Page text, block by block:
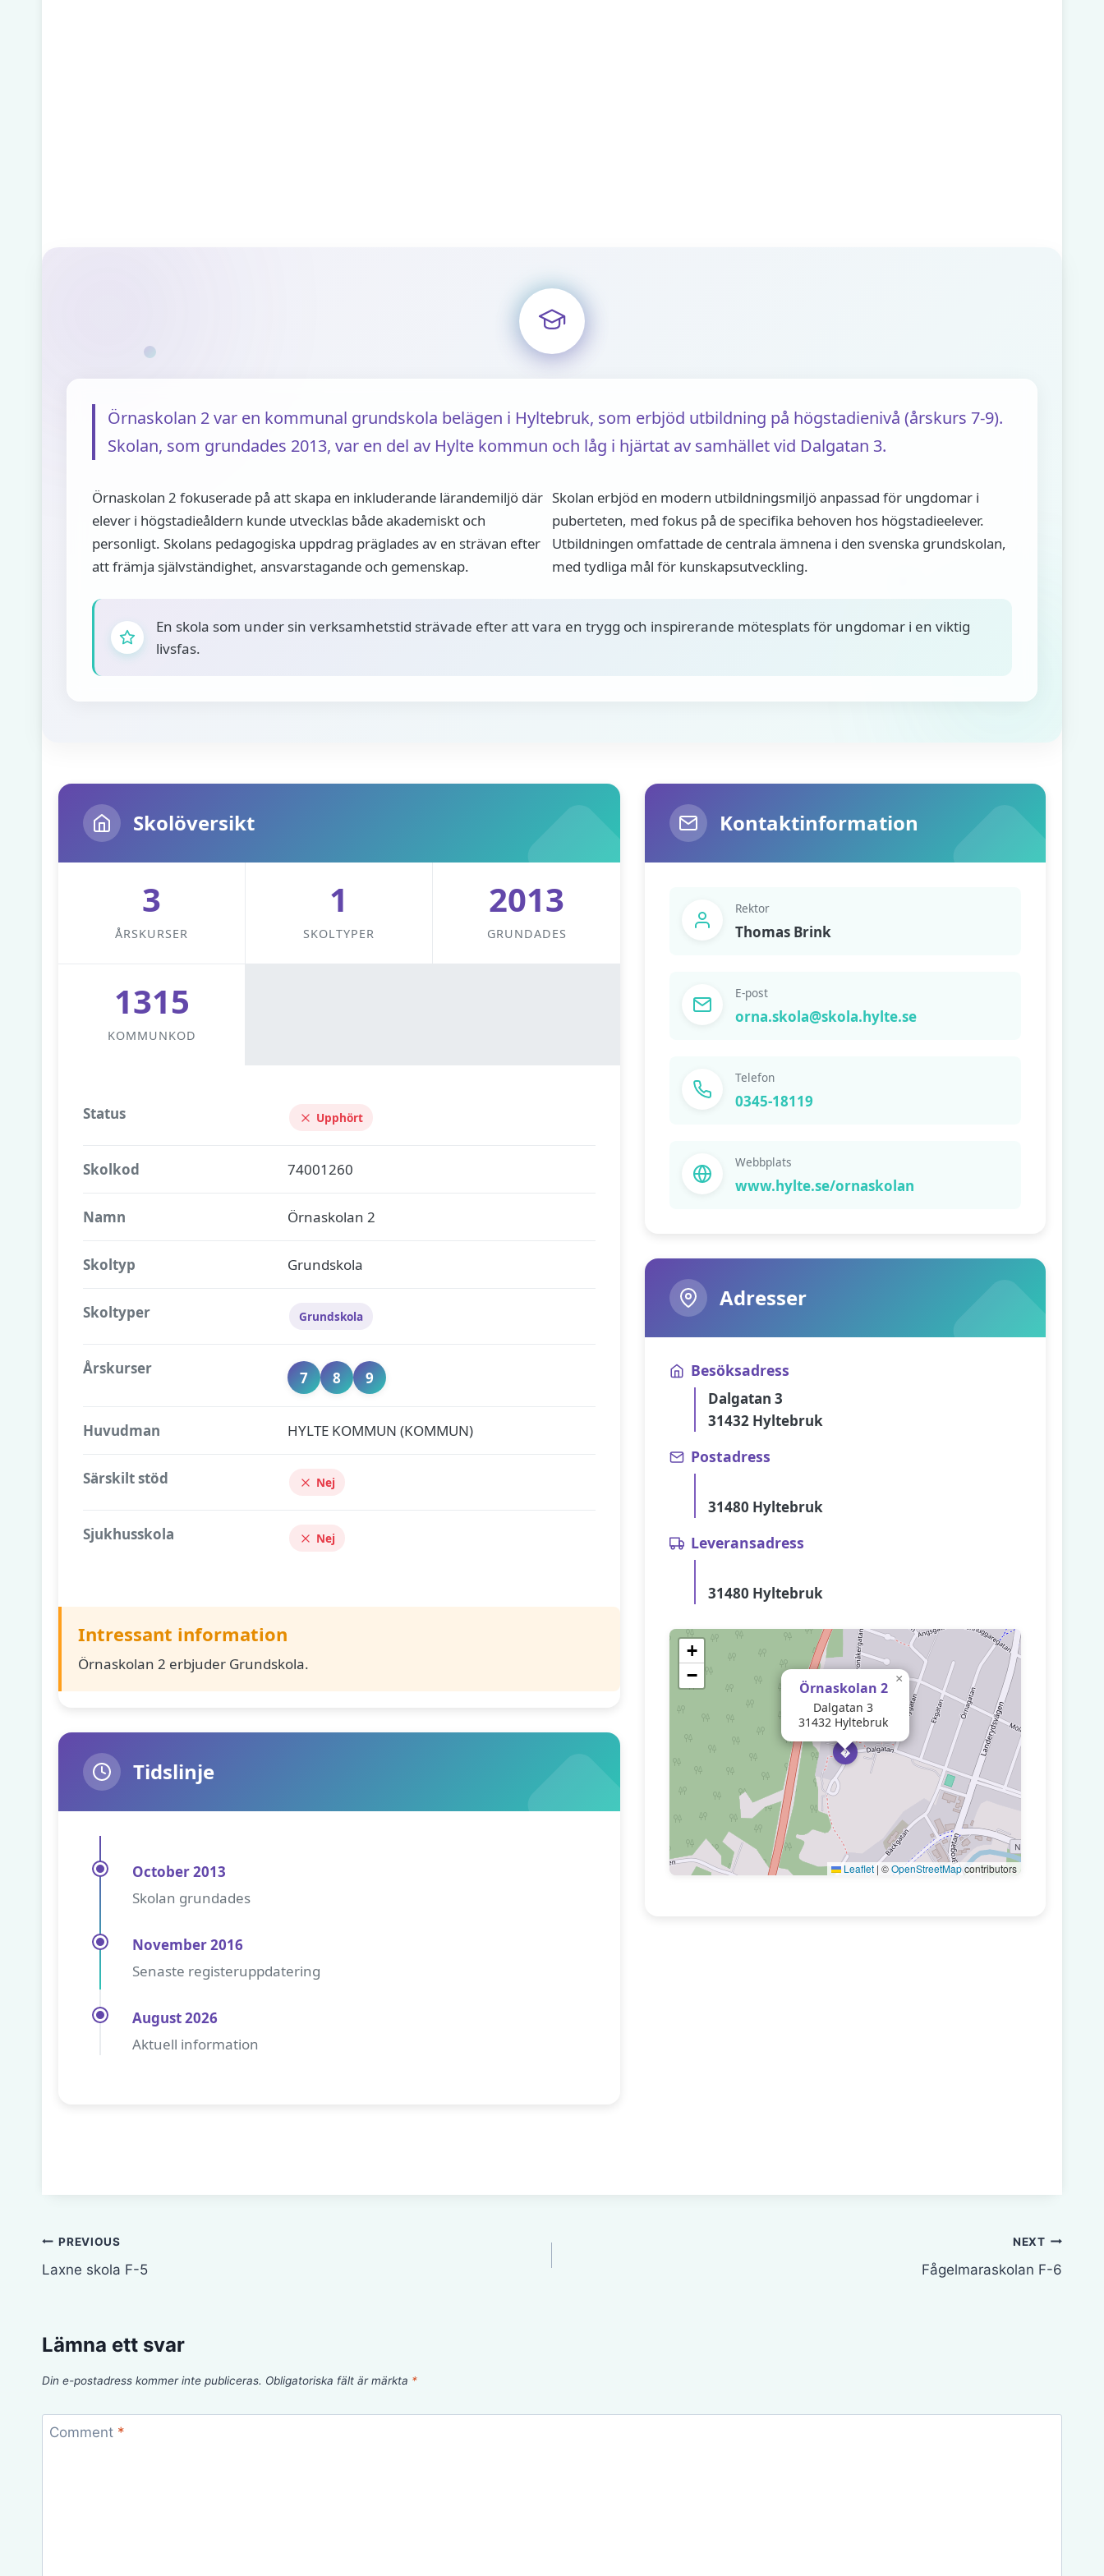
Örnaskolan 2 var en kommunal grundskola belägen i Hyltebruk, som erbjöd utbildning på högstadienivå (årskurs 7-9).
Skolan, som grundades 2013, var en del av Hylte kommun och låg i hjärtat av samhället vid Dalgatan 3.
Örnaskolan 2 fokuserade på att skapa en inkluderande lärandemiljö där
elever i högstadieåldern kunde utvecklas både akademiskt och
personligt. Skolans pedagogiska uppdrag präglades av en strävan efter
att främja självständighet, ansvarstagande och gemenskap.
Skolan erbjöd en modern utbildningsmiljö anpassad för ungdomar i
puberteten, med fokus på de specifika behoven hos högstadieelever.
Utbildningen omfattade de centrala ämnena i den svenska grundskolan,
med tydliga mål för kunskapsutveckling.
En skola som under sin verksamhetstid strävade efter att vara en trygg och inspirerande mötesplats för ungdomar i en viktig
livsfas.
Skolöversikt
3
ÅRSKURSER
1
SKOLTYPER
2013
GRUNDADES
1315
KOMMUNKOD
Status Upphört
Skolkod 74001260
Namn Örnaskolan 2
Skoltyp Grundskola
Skoltyper Grundskola
Årskurser 7 8 9
Huvudman HYLTE KOMMUN (KOMMUN)
Särskilt stöd Nej
Sjukhusskola Nej
Intressant information
Örnaskolan 2 erbjuder Grundskola.
Tidslinje
October 2013
Skolan grundades
November 2016
Senaste registeruppdatering
August 2026
Aktuell information
Kontaktinformation
Rektor
Thomas Brink
E-post
orna.skola@skola.hylte.se
Telefon
0345-18119
Webbplats
www.hylte.se/ornaskolan
Adresser
Besöksadress
Dalgatan 3
31432 Hyltebruk
Postadress
31480 Hyltebruk
Leveransadress
31480 Hyltebruk
�
Örnaskolan 2
Dalgatan 3
31432 Hyltebruk
×
+
−
Leaflet | ©OpenStreetMapcontributors
Inläggsnavigering
PREVIOUS
Laxne skola F-5
NEXT
Fågelmaraskolan F-6
Lämna ett svar
Din e-postadress kommer inte publiceras. Obligatoriska fält är märkta *
Comment *